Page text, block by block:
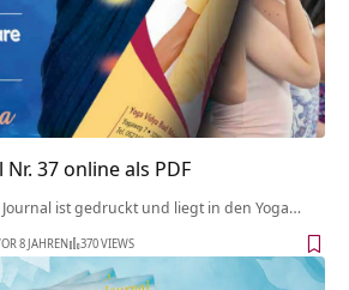
37 online als PDF
Journal ist gedruckt und liegt in den Yoga…
8 JAHREN 370 VIEWS